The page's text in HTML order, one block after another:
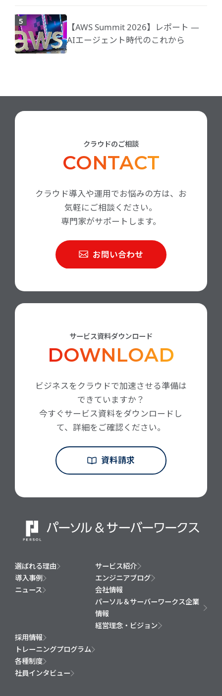
【AWS Summit 2026】レポート ―
AIエージェント時代のこれから
クラウドのご相談
CONTACT
クラウド導入や運用でお悩みの方は、お
気軽にご相談ください。
専門家がサポートします。
お問い合わせ
サービス資料ダウンロード
DOWNLOAD
ビジネスをクラウドで加速させる準備は
できていますか？
今すぐサービス資料をダウンロードし
て、詳細をご確認ください。
資料請求
選ばれる理由
サービス紹介
導入事例
エンジニアブログ
ニュース
会社情報
パーソル＆サーバーワークス企業
情報
経営理念・ビジョン
採用情報
トレーニングプログラム
各種制度
社員インタビュー